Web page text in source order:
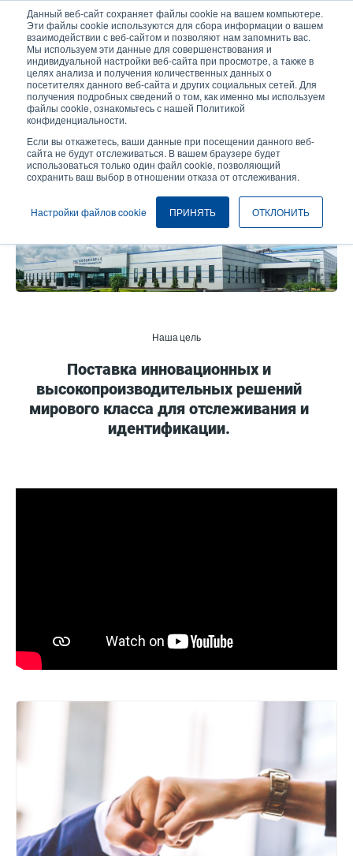
Данный веб-сайт сохраняет файлы cookie на вашем компьютере.
Эти файлы cookie используются для сбора информации о вашем
взаимодействии с веб-сайтом и позволяют нам запомнить вас.
Мы используем эти данные для совершенствования и
индивидуальной настройки веб-сайта при просмотре, а также в
целях анализа и получения количественных данных о
посетителях данного веб-сайта и других социальных сетей. Для
получения подробных сведений о том, как именно мы используем
файлы cookie, ознакомьтесь с нашей Политикой
конфиденциальности.
Если вы откажетесь, ваши данные при посещении данного веб-
сайта не будут отслеживаться. В вашем браузере будет
использоваться только один файл cookie, позволяющий
сохранить ваш выбор в отношении отказа от отслеживания.
Настройки файлов cookie ПРИНЯТЬ ОТКЛОНИТЬ
основному
содержанию
User
account
menu
User
Header
Селектор изделий
Связаться с отделом продаж
Профиль компании
Наша цель
Поставка инновационных и
высокопроизводительных решений
мирового класса для отслеживания и
идентификации.